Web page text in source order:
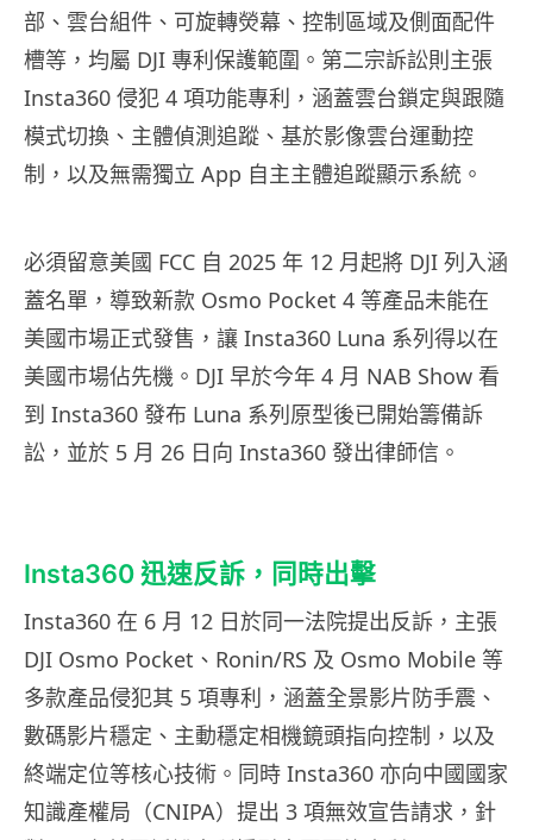
部、雲台組件、可旋轉熒幕、控制區域及側面配件
槽等，均屬 DJI 專利保護範圍。第二宗訴訟則主張
Insta360 侵犯 4 項功能專利，涵蓋雲台鎖定與跟隨
模式切換、主體偵測追蹤、基於影像雲台運動控
制，以及無需獨立 App 自主主體追蹤顯示系統。
必須留意美國 FCC 自 2025 年 12 月起將 DJI 列入涵
蓋名單，導致新款 Osmo Pocket 4 等產品未能在
美國市場正式發售，讓 Insta360 Luna 系列得以在
美國市場佔先機。DJI 早於今年 4 月 NAB Show 看
到 Insta360 發布 Luna 系列原型後已開始籌備訴
訟，並於 5 月 26 日向 Insta360 發出律師信。
Insta360 迅速反訴，同時出擊
Insta360 在 6 月 12 日於同一法院提出反訴，主張
DJI Osmo Pocket、Ronin/RS 及 Osmo Mobile 等
多款產品侵犯其 5 項專利，涵蓋全景影片防手震、
數碼影片穩定、主動穩定相機鏡頭指向控制，以及
終端定位等核心技術。同時 Insta360 亦向中國國家
知識產權局（CNIPA）提出 3 項無效宣告請求，針